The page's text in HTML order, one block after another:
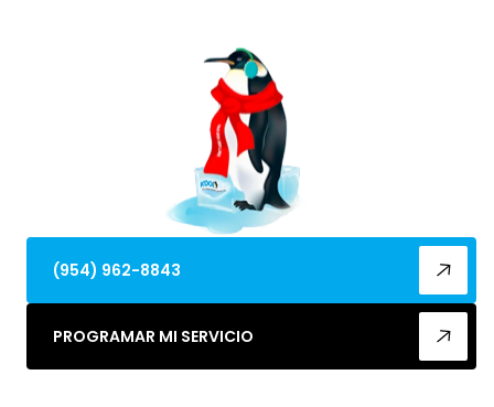
(954) 962-8843
PROGRAMAR MI SERVICIO